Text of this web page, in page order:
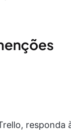
responda